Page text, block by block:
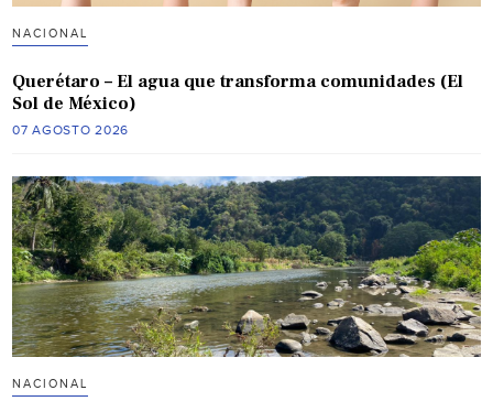
NACIONAL
Querétaro – El agua que transforma comunidades (El
Sol de México)
07 AGOSTO 2026
NACIONAL